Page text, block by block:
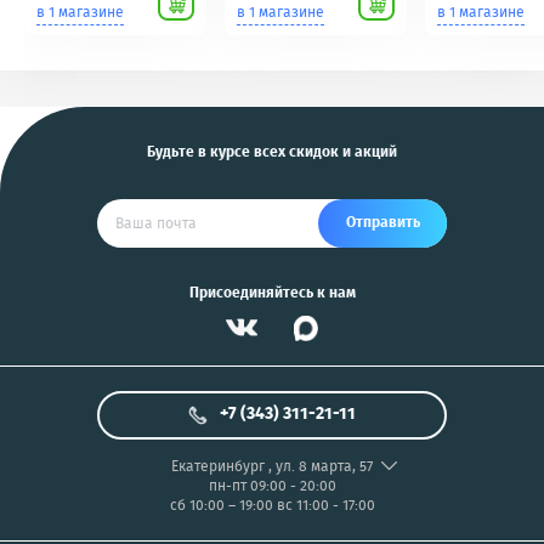
Scher-Khan,
Tomahawk, Pandora,
в 1 магазине
для фотоаппаратов
NIKON/SONY COOL
в 1 магазине
в 1 магазине
Будьте в курсе всех скидок и акций
Отправить
Присоединяйтесь к нам
+7 (343) 311-21-11
Екатеринбург, ул. 8 марта, 57
пн-пт 09:00 - 20:00
сб 10:00 – 19:00 вс 11:00 - 17:00